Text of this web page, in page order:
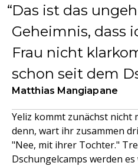
Das ist das
Geheimnis, dass
Frau nicht
schon seit dem
Matthias Mangiapane
Yeliz kommt zunächst nicht
denn, wart ihr zusammen
"Nee, mit ihrer Tochter."
Dschungelcamps werden